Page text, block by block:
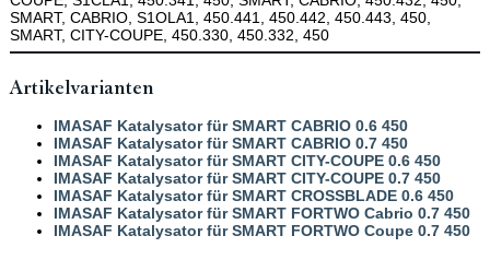
SMART, CABRIO, S1OLA1, 450.441, 450.442, 450.443, 450,
SMART, CITY-COUPE, 450.330, 450.332, 450
Artikelvarianten
IMASAF Katalysator für SMART CABRIO 0.6 450
IMASAF Katalysator für SMART CABRIO 0.7 450
IMASAF Katalysator für SMART CITY-COUPE 0.6 450
IMASAF Katalysator für SMART CITY-COUPE 0.7 450
IMASAF Katalysator für SMART CROSSBLADE 0.6 450
IMASAF Katalysator für SMART FORTWO Cabrio 0.7 450
IMASAF Katalysator für SMART FORTWO Coupe 0.7 450